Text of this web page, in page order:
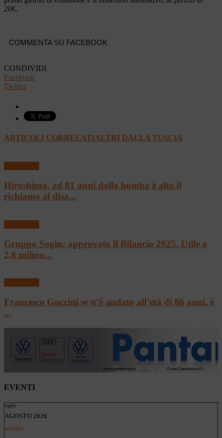
20€.
COMMENTA SU FACEBOOK
CONDIVIDI
Facebook
Twitter
ARTICOLI CORRELATIALTRI DALLA TUSCIA
Hiroshima, ad 81 anni dalla bomba è alto il
richiamo al disa...
Gruppo Sogin: approvato il Bilancio 2025. Utile a
2,6 milion...
Francesco Guccini se n’è andato all’età di 86 anni, è
...
EVENTI
luglio
AGOSTO 2026
settembre